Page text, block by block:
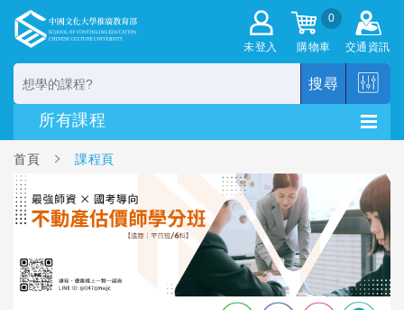
未登入
0
購物車 交通資訊
搜尋
首頁 課程頁